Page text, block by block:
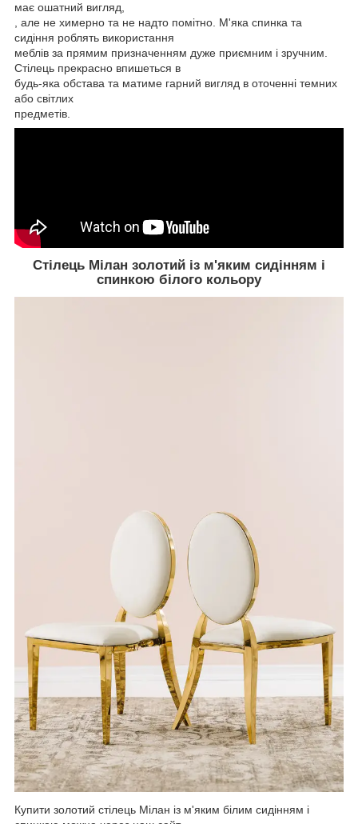
має ошатний вигляд,
, але не химерно та не надто помітно. М'яка спинка та
сидіння роблять використання
меблів за прямим призначенням дуже приємним і зручним.
Стілець прекрасно впишеться в
будь-яка обстава та матиме гарний вигляд в оточенні темних
або світлих
предметів.
Стілець Мілан золотий із м'яким сидінням і
спинкою білого кольору
Купити золотий стілець Мілан із м'яким білим сидінням і